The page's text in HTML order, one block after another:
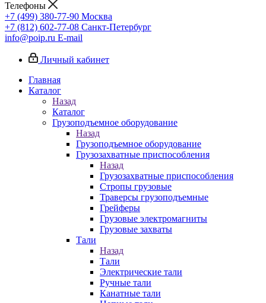
Телефоны
+7 (499) 380-77-90 Москва
+7 (812) 602-77-08 Санкт-Петербург
info@poip.ru E-mail
Личный кабинет
Главная
Каталог
Назад
Каталог
Грузоподъемное оборудование
Назад
Грузоподъемное оборудование
Грузозахватные приспособления
Назад
Грузозахватные приспособления
Стропы грузовые
Траверсы грузоподъемные
Грейферы
Грузовые электромагниты
Грузовые захваты
Тали
Назад
Тали
Электрические тали
Ручные тали
Канатные тали